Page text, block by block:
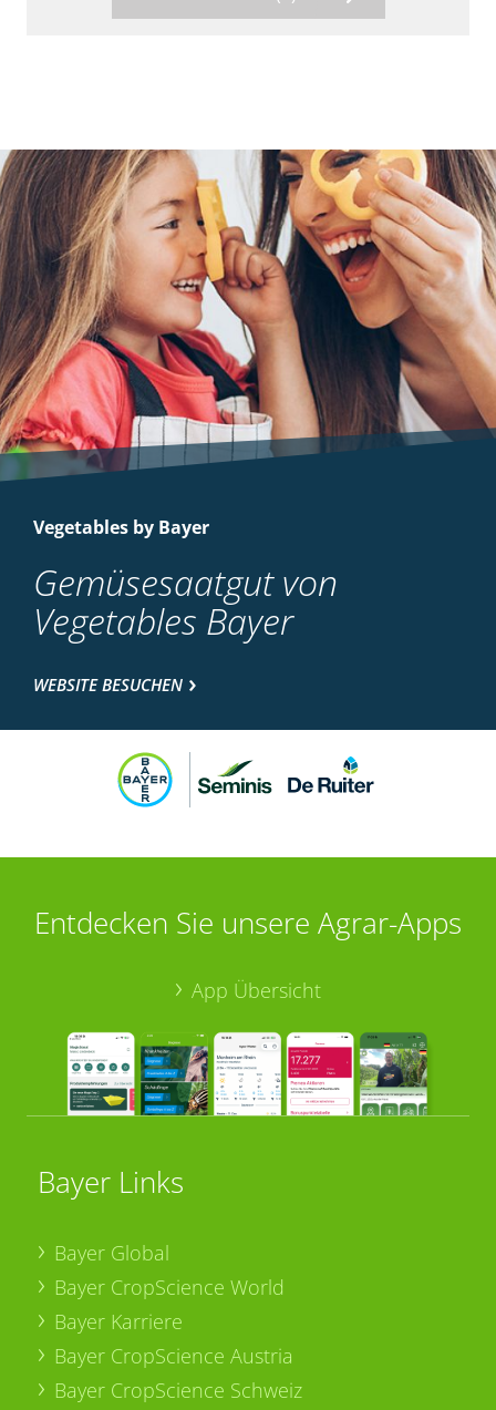
Vegetables by Bayer
Gemüsesaatgut von
Vegetables Bayer
WEBSITE BESUCHEN
Entdecken Sie unsere Agrar-Apps
App Übersicht
Bayer Links
Bayer Global
Bayer CropScience World
Bayer Karriere
Bayer CropScience Austria
Bayer CropScience Schweiz